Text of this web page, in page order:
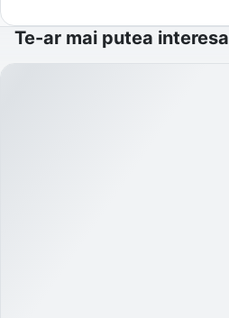
Te-ar mai putea interesa